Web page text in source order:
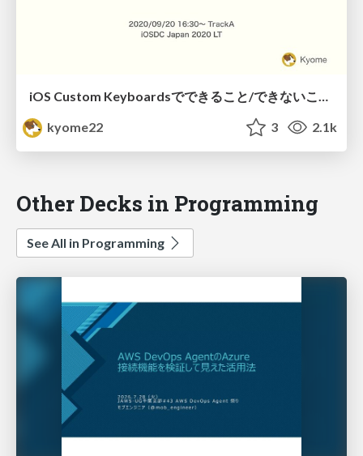
kyome22
3 2.1k
Other Decks in Programming
See All in Programming